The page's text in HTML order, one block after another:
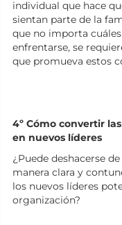
individual que hace
sientan parte de la
que no importa
enfrentarse, se
que promueva estos
4º Cómo convertir
en nuevos líderes
¿Puede deshacerse
manera clara y
los nuevos líderes
organización?